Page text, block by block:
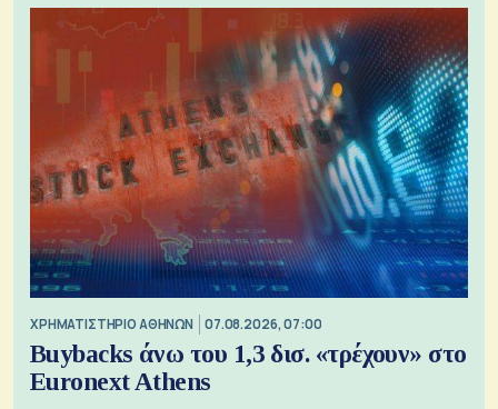
XΡΗΜΑΤΙΣΤΗΡΙΟ ΑΘΗΝΩΝ 07.08.2026, 07:00
Buybacks άνω του 1,3 δισ. «τρέχουν» στο
Euronext Athens